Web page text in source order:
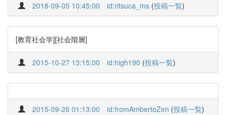
2018-09-05 10:45:00 id:ritsuca_ms (投稿一覧)
[教育社会学][社会階層]
2015-10-27 13:15:00 id:high190 (投稿一覧)
2015-09-26 01:13:00 id:fromAmbertoZen (投稿一覧)